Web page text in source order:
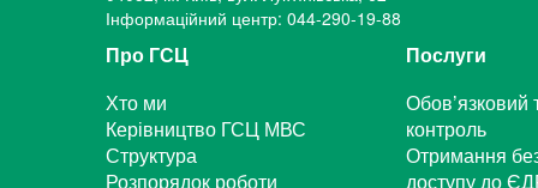
Інформаційний центр: 044-290-19-88
Про ГСЦ
Хто ми
Керівництво ГСЦ МВС
Структура
Розпорядок роботи
Послуги
Обов’язковий
контроль
Отримання
доступу до